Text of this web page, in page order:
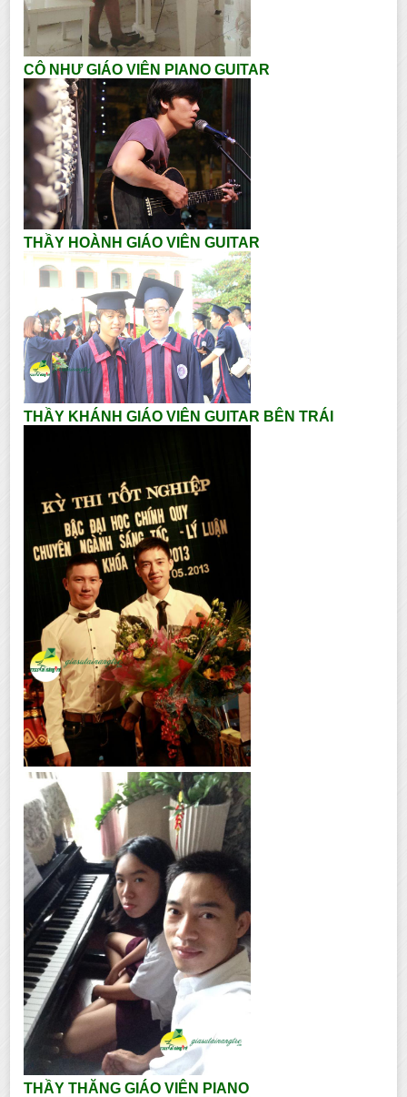
CÔ NHƯ GIÁO VIÊN PIANO GUITAR
THẦY HOÀNH GIÁO VIÊN GUITAR
THẦY KHÁNH GIÁO VIÊN GUITAR BÊN TRÁI
THẦY THĂNG GIÁO VIÊN PIANO